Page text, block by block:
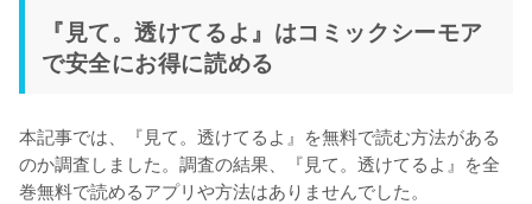
『見て。透けてるよ』はコミックシーモア
で安全にお得に読める
本記事では、『見て。透けてるよ』を無料で読む方法がある
のか調査しました。調査の結果、『見て。透けてるよ』を全
巻無料で読めるアプリや方法はありませんでした。